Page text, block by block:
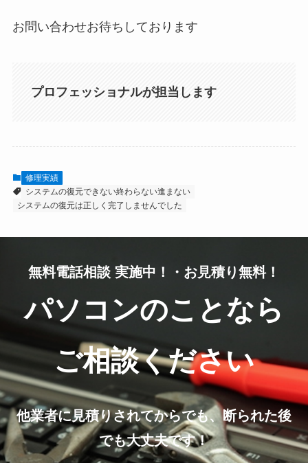
お問い合わせお待ちしております
プロフェッショナルが担当します
修理実績
システムの復元できない終わらない進まない
システムの復元は正しく完了しませんでした
無料電話相談 実施中！・お見積り無料！
パソコンのことなら
ご相談ください
他業者に見積りされてからでも、断られた後
でも大丈夫です！